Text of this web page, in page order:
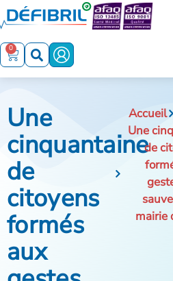
0
Une
cinquantaine
de
citoyens
formés
aux
Accueil
Une
de
mairie